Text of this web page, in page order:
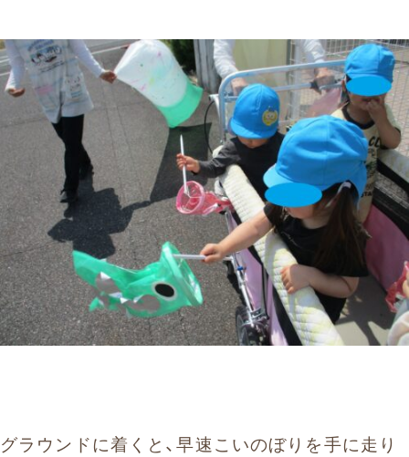
グラウンドに着くと、早速こいのぼりを手に走り